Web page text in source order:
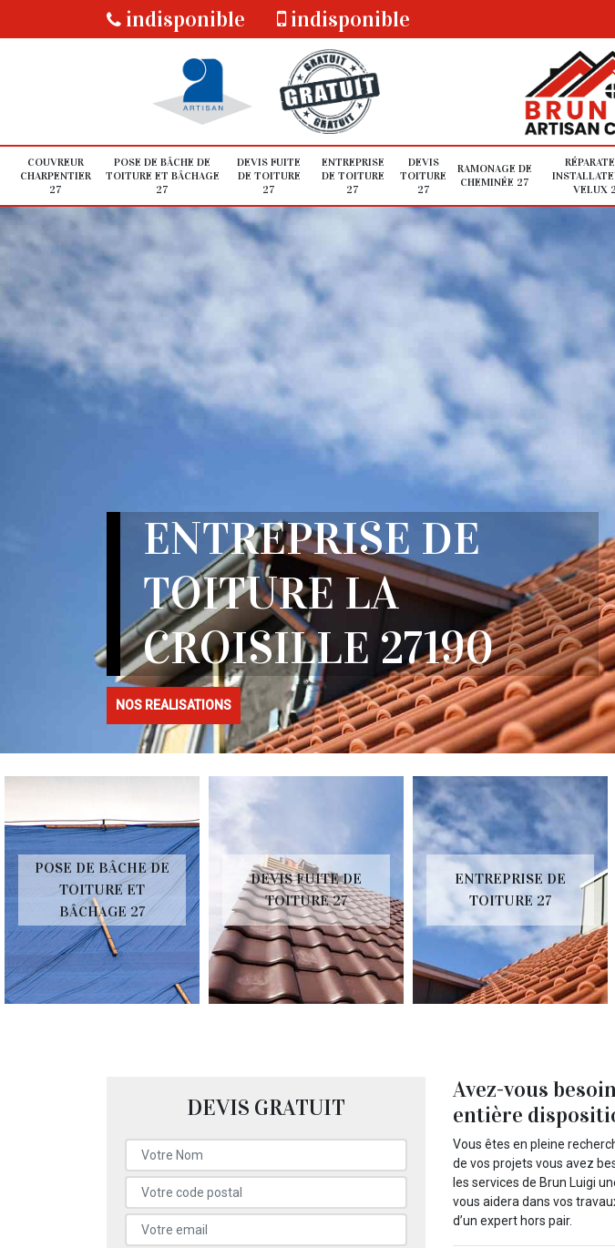
indisponible indisponible
COUVREUR
CHARPENTIER
27
POSE DE BÂCHE DE
TOITURE ET BÂCHAGE
27
DEVIS FUITE
DE TOITURE
27
ENTREPRISE
DE TOITURE
27
DEVIS
TOITURE
27
RAMONAGE DE
CHEMINÉE 27
VELUX
ENTREPRISE DE
TOITURE LA
CROISILLE 27190
NOS REALISATIONS
POSE DE BÂCHE DE
TOITURE ET
BÂCHAGE 27
DEVIS FUITE DE
TOITURE 27
ENTREPRISE DE
TOITURE 27
DEVIS GRATUIT
Avez-vous
entière
Vous êtes en pleine
de vos projets vous avez
les services de Brun Luigi
vous aidera dans vos
d’un expert hors pair.